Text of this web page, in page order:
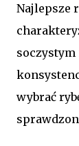
Najlepsze
wybrać